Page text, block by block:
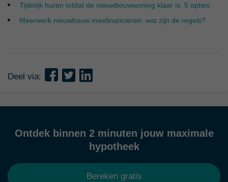
Tijdelijk huren totdat de nieuwbouwwoning klaar is: 5 opties
Meerwerk nieuwbouw meefinancieren: wat zijn de regels?
Deel via:
Ontdek binnen 2 minuten jouw maximale
hypotheek
Bereken gratis